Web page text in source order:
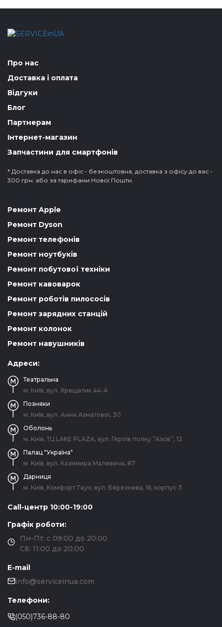
Про нас
Доставка і оплата
Відгуки
Блог
Партнерам
Інтернет-магазин
Запчастини для смартфонів
* Доставка до нас в офіс - безкоштовна, доставка з офісу до вас -
300 грн. або за тарифами Нової Пошти.
Ремонт Apple
Ремонт Dyson
Ремонт телефонів
Ремонт ноутбуків
Ремонт побутової техніки
Ремонт кавоварок
Ремонт роботів пилососів
Ремонт зарядних станцій
Ремонт колонок
Ремонт навушників
Адреси:
Театральна
м. Київ, вул. Хрещатик 44-A
Позняки
м. Київ, вул. Анни Ахматової, 30
Оболонь
м. Київ, ТЦ LAKE PLAZA, вул. Героїв полку “Азов”, 12
Палац "Україна"
м. Київ, вул. Казимира Малевича, 87
Дарниця
м. Київ, Комфорт Таун, вул. Березнева, 16, корпус 3
Call-центр 10:00-19:00
Графік роботи:
Пн-Пт: с 09:00 до 20:00
Сб: 11:00 до 20:00
E-mail
info@serviceinua.com
Телефони:
(050)736-88-80